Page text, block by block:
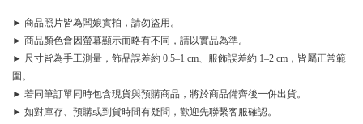
► 商品照片皆為闆娘實拍，請勿盜用。
► 商品顏色會因螢幕顯示而略有不同，請以實品為準。
► 尺寸皆為手工測量，飾品誤差約 0.5–1 cm、服飾誤差約 1–2 cm，皆屬正常範
圍。
► 若同筆訂單同時包含現貨與預購商品，將於商品備齊後一併出貨。
► 如對庫存、預購或到貨時間有疑問，歡迎先聯繫客服確認。